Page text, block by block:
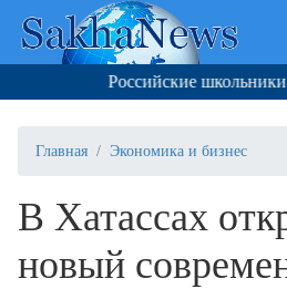
Российские школьники
Главная Экономика и бизнес
В Хатассах
новый